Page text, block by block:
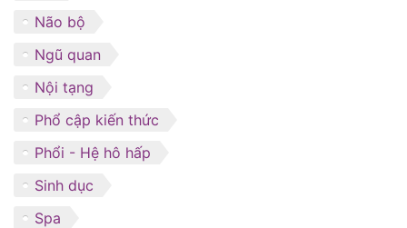
Não bộ
Ngũ quan
Nội tạng
Phổ cập kiến thức
Phổi - Hệ hô hấp
Sinh dục
Spa